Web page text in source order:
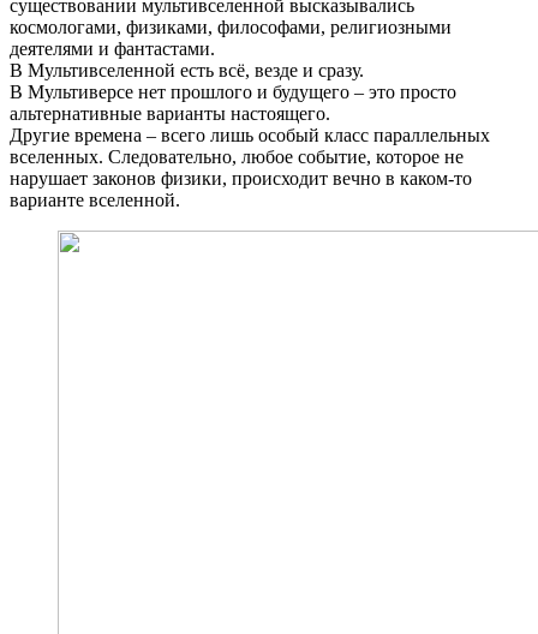
существовании мультивселенной высказывались
космологами, физиками, философами, религиозными
деятелями и фантастами.
В Мультивселенной есть всё, везде и сразу.
В Мультиверсе нет прошлого и будущего – это просто
альтернативные варианты настоящего.
Другие времена – всего лишь особый класс параллельных
вселенных. Следовательно, любое событие, которое не
нарушает законов физики, происходит вечно в каком-то
варианте вселенной.